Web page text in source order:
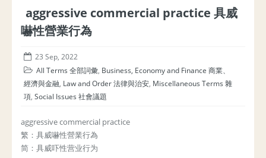
aggressive commercial practice 具威
嚇性營業行為
23 Sep, 2022
All Terms 全部詞彙, Business, Economy and Finance 商業、
經濟與金融, Law and Order 法律與治安, Miscellaneous Terms 雜
項, Social Issues 社會議題
aggressive commercial practice
繁：具威嚇性營業行為
简：具威吓性营业行为